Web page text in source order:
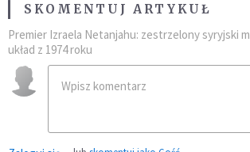
SKOMENTUJ ARTYKUŁ
Premier Izraela Netanjahu: zestrzelony syryjski
układ z 1974 roku